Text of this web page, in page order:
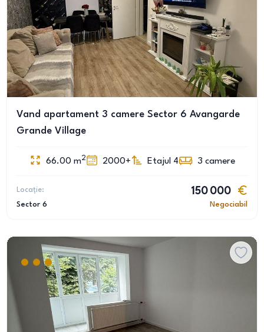
Vand apartament 3 camere Sector 6 Avangarde
Grande Village
66.00 m2 2000+ Etajul 4 3 camere
Locație:
Sector 6
150 000
Negociabil